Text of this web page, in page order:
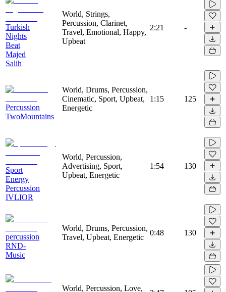
Turkish
Nights
Beat
Majed
Salih
World, Strings,
Percussion, Clarinet,
Travel, Emotional, Happy,
Upbeat
2:21 -
Percussion
TwoMountains
World, Drums, Percussion,
Cinematic, Sport, Upbeat,
Energetic
1:15 125
Sport
Energy
Percussion
IVLIOR
World, Percussion,
Advertising, Sport,
Upbeat, Energetic
1:54 130
percussion
RND-
Music
World, Drums, Percussion,
Travel, Upbeat, Energetic
0:48 130
World, Percussion, Love,